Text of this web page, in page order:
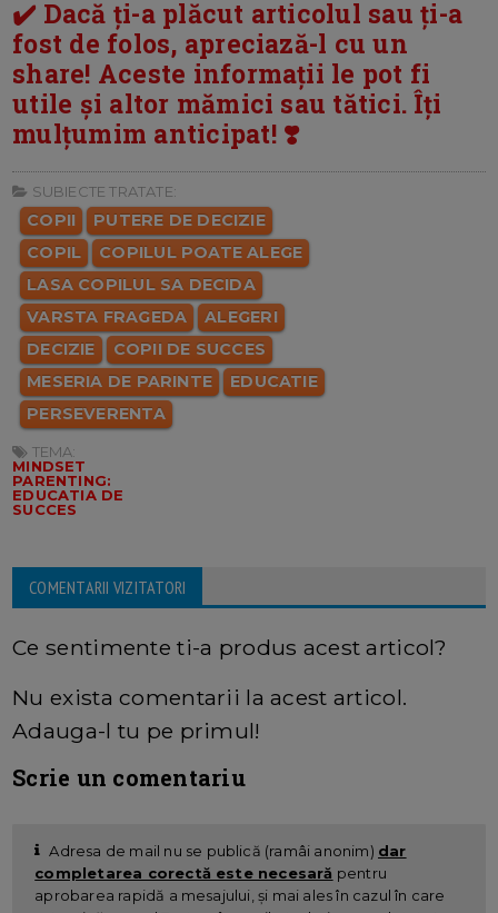
✔️ Dacă ți-a plăcut articolul sau ți-a
fost de folos, apreciază-l cu un
share! Aceste informații le pot fi
utile și altor mămici sau tătici. Îți
mulțumim anticipat! ❣️
SUBIECTE TRATATE:
COPII
PUTERE DE DECIZIE
COPIL
COPILUL POATE ALEGE
LASA COPILUL SA DECIDA
VARSTA FRAGEDA
ALEGERI
DECIZIE
COPII DE SUCCES
MESERIA DE PARINTE
EDUCATIE
PERSEVERENTA
TEMA:
MINDSET
PARENTING:
EDUCATIA DE
SUCCES
COMENTARII VIZITATORI
Ce sentimente ti-a produs acest articol?
Nu exista comentarii la acest articol.
Adauga-l tu pe primul!
Scrie un comentariu
Adresa de mail nu se publică (ramâi anonim) dar
completarea corectă este necesară pentru
aprobarea rapidă a mesajului, și mai ales în cazul în care